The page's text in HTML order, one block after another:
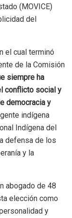
(MOVICE)
del
el cual terminó
de la Comisión
siempre ha
conflicto social y
democracia y
indígena
Indígena del
defensa de los
y la
abogado de 48
elección como
y